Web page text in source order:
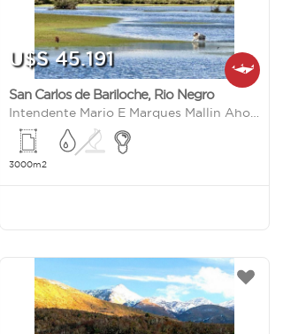
U$S 45.191
San Carlos de Bariloche, Rio Negro
3000m2